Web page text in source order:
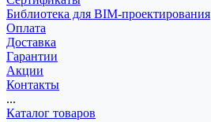
Библиотека для BIM-проектирования
Оплата
Доставка
Гарантии
Акции
Контакты
...
Каталог товаров